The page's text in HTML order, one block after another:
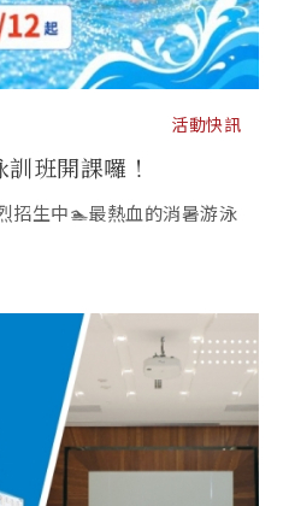
活動快訊
訓班開課囉！
招生中🏊最熱血的消暑游泳